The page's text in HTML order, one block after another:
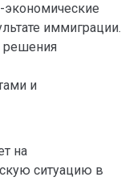
экономические
иммиграции.
решения
и
на
ситуацию в